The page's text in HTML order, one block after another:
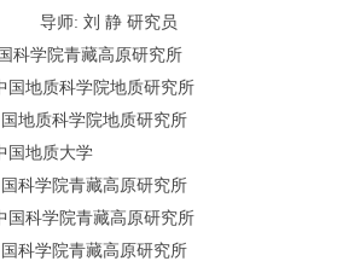
导师: 刘 静 研究员
科学院青藏高原研究所
地质科学院地质研究所
科学院地质研究所
质大学
院青藏高原研究所
学院青藏高原研究所
学院青藏高原研究所